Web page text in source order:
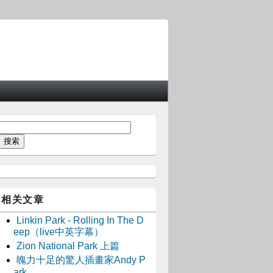
相关文章
Linkin Park - Rolling In The D
eep（live中英字幕）
Zion National Park 上篇
魄力十足的驚人插畫家Andy P